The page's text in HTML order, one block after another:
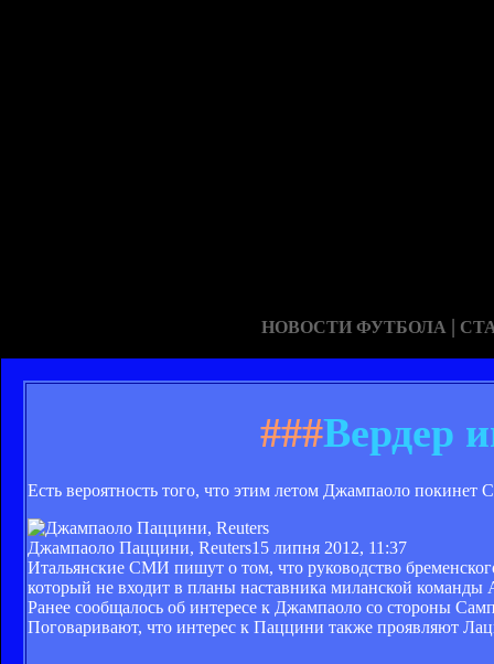
НОВОСТИ ФУТБОЛА |
###Вердер
Есть вероятность того, что этим летом Джампаоло покинет
Джампаоло Паццини, Reuters15 липня 2012, 11:37
Итальянские СМИ пишут о том, что руководство
который не входит в планы наставника миланской
Ранее сообщалось об интересе к Джампаоло со стороны
Поговаривают, что интерес к Паццини также проявляют